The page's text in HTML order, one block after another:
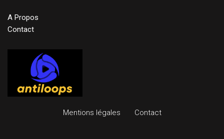
A Propos
Contact
Mentions légales Contact